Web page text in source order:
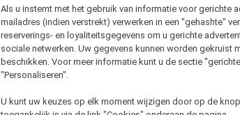
Als u instemt met het gebruik van informatie voor gerichte
mailadres (indien verstrekt) verwerken in een "gehashte"
reserverings- en loyaliteitsgegevens om u gerichte
sociale netwerken. Uw gegevens kunnen worden gekruist
beschikken. Voor meer informatie kunt u de sectie
"Personaliseren".
U kunt uw keuzes op elk moment wijzigen door op de